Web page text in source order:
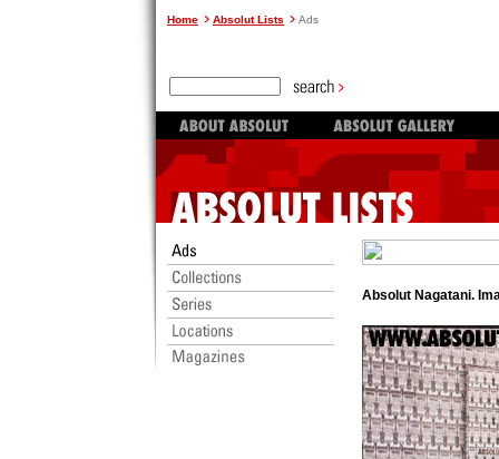
Home Absolut Lists Ads
Absolut Nagatani.